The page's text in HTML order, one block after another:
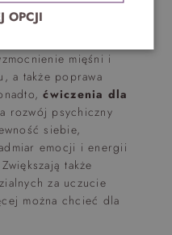
mięśni i
a także poprawa
ćwiczenia dla
rozwój psychiczny
siebie,
emocji i energii
także
za uczucie
można chcieć dla
OPCJI